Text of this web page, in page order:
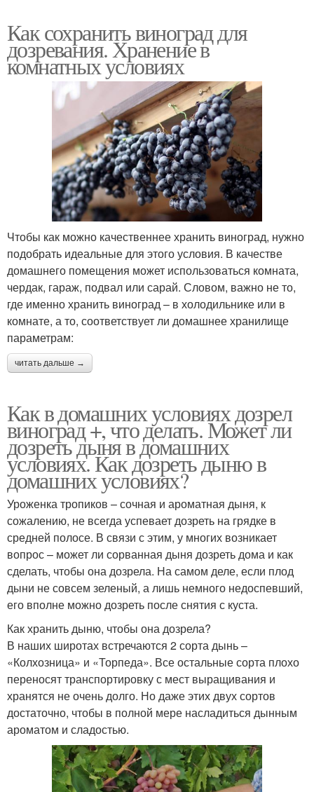
Как сохранить виноград для
дозревания. Хранение в
комнатных условиях
Чтобы как можно качественнее хранить виноград, нужно
подобрать идеальные для этого условия. В качестве
домашнего помещения может использоваться комната,
чердак, гараж, подвал или сарай. Словом, важно не то,
где именно хранить виноград – в холодильнике или в
комнате, а то, соответствует ли домашнее хранилище
параметрам:
читать дальше →
Как в домашних условиях дозрел
виноград +, что делать. Может ли
дозреть дыня в домашних
условиях. Как дозреть дыню в
домашних условиях?
Уроженка тропиков – сочная и ароматная дыня, к
сожалению, не всегда успевает дозреть на грядке в
средней полосе. В связи с этим, у многих возникает
вопрос – может ли сорванная дыня дозреть дома и как
сделать, чтобы она дозрела. На самом деле, если плод
дыни не совсем зеленый, а лишь немного недоспевший,
его вполне можно дозреть после снятия с куста.
Как хранить дыню, чтобы она дозрела?
В наших широтах встречаются 2 сорта дынь –
«Колхозница» и «Торпеда». Все остальные сорта плохо
переносят транспортировку с мест выращивания и
хранятся не очень долго. Но даже этих двух сортов
достаточно, чтобы в полной мере насладиться дынным
ароматом и сладостью.